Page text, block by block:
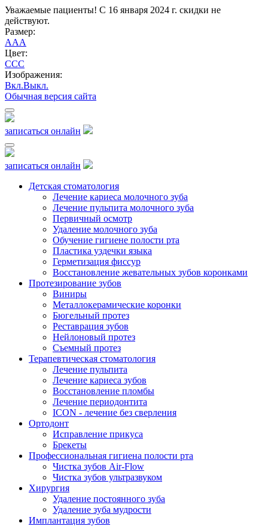
Уважаемые пациенты! С 16 января 2024 г. скидки не
действуют.
Размер:
AAA
Цвет:
CCC
Изображения:
Вкл.Выкл.
Обычная версия сайта
записаться онлайн
записаться онлайн
Детская стоматология
Лечение кариеса молочного зуба
Лечение пульпита молочного зуба
Первичный осмотр
Удаление молочного зуба
Обучение гигиене полости рта
Пластика уздечки языка
Герметизация фиссур
Восстановление жевательных зубов коронками
Протезирование зубов
Виниры
Металлокерамические коронки
Бюгельный протез
Реставрация зубов
Нейлоновый протез
Съемный протез
Терапевтическая стоматология
Лечение пульпита
Лечение кариеса зубов
Восстановление пломбы
Лечение периодонтита
ICON - лечение без сверления
Ортодонт
Исправление прикуса
Брекеты
Профессиональная гигиена полости рта
Чистка зубов Air-Flow
Чистка зубов ультразвуком
Хирургия
Удаление постоянного зуба
Удаление зуба мудрости
Имплантация зубов